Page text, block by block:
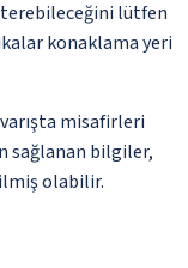
lütfen
konaklama yeri
misafirleri
sağlanan bilgiler,
olabilir.